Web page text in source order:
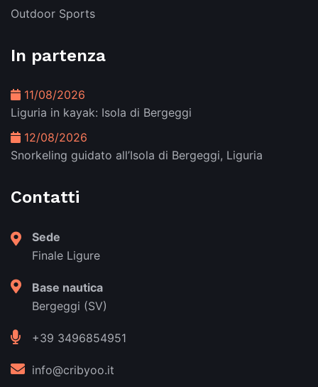
Outdoor Sports
In partenza
11/08/2026
Liguria in kayak: Isola di Bergeggi
12/08/2026
Snorkeling guidato all’Isola di Bergeggi, Liguria
Contatti
Sede
Finale Ligure
Base nautica
Bergeggi (SV)
+39 3496854951
info@cribyoo.it